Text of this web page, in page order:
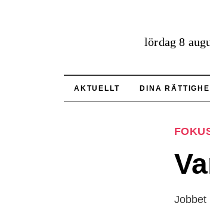
lördag 8
AKTUELLT DINA
Jobbet